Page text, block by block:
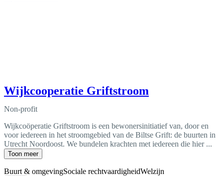
Wijkcooperatie Griftstroom
Non-profit
Wijkcoöperatie Griftstroom is een bewonersinitiatief van, door en
voor iedereen in het stroomgebied van de Biltse Grift: de buurten in
Utrecht Noordoost. We bundelen krachten met iedereen die hier ...
Toon meer
Buurt & omgevingSociale rechtvaardigheidWelzijn